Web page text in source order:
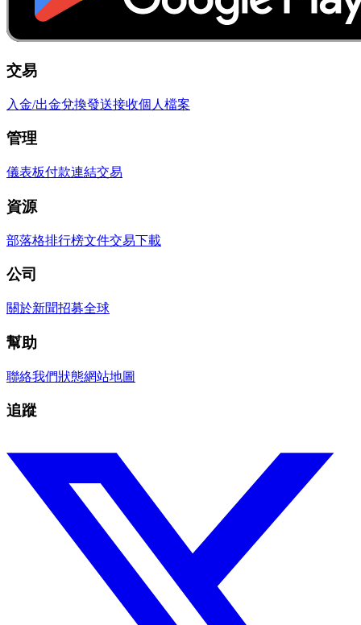
交易
入金/出金兌換發送接收個人檔案
管理
儀表板付款連結交易
資源
部落格排行榜文件交易下載
公司
關於新聞招募全球
幫助
聯絡我們狀態網站地圖
追蹤